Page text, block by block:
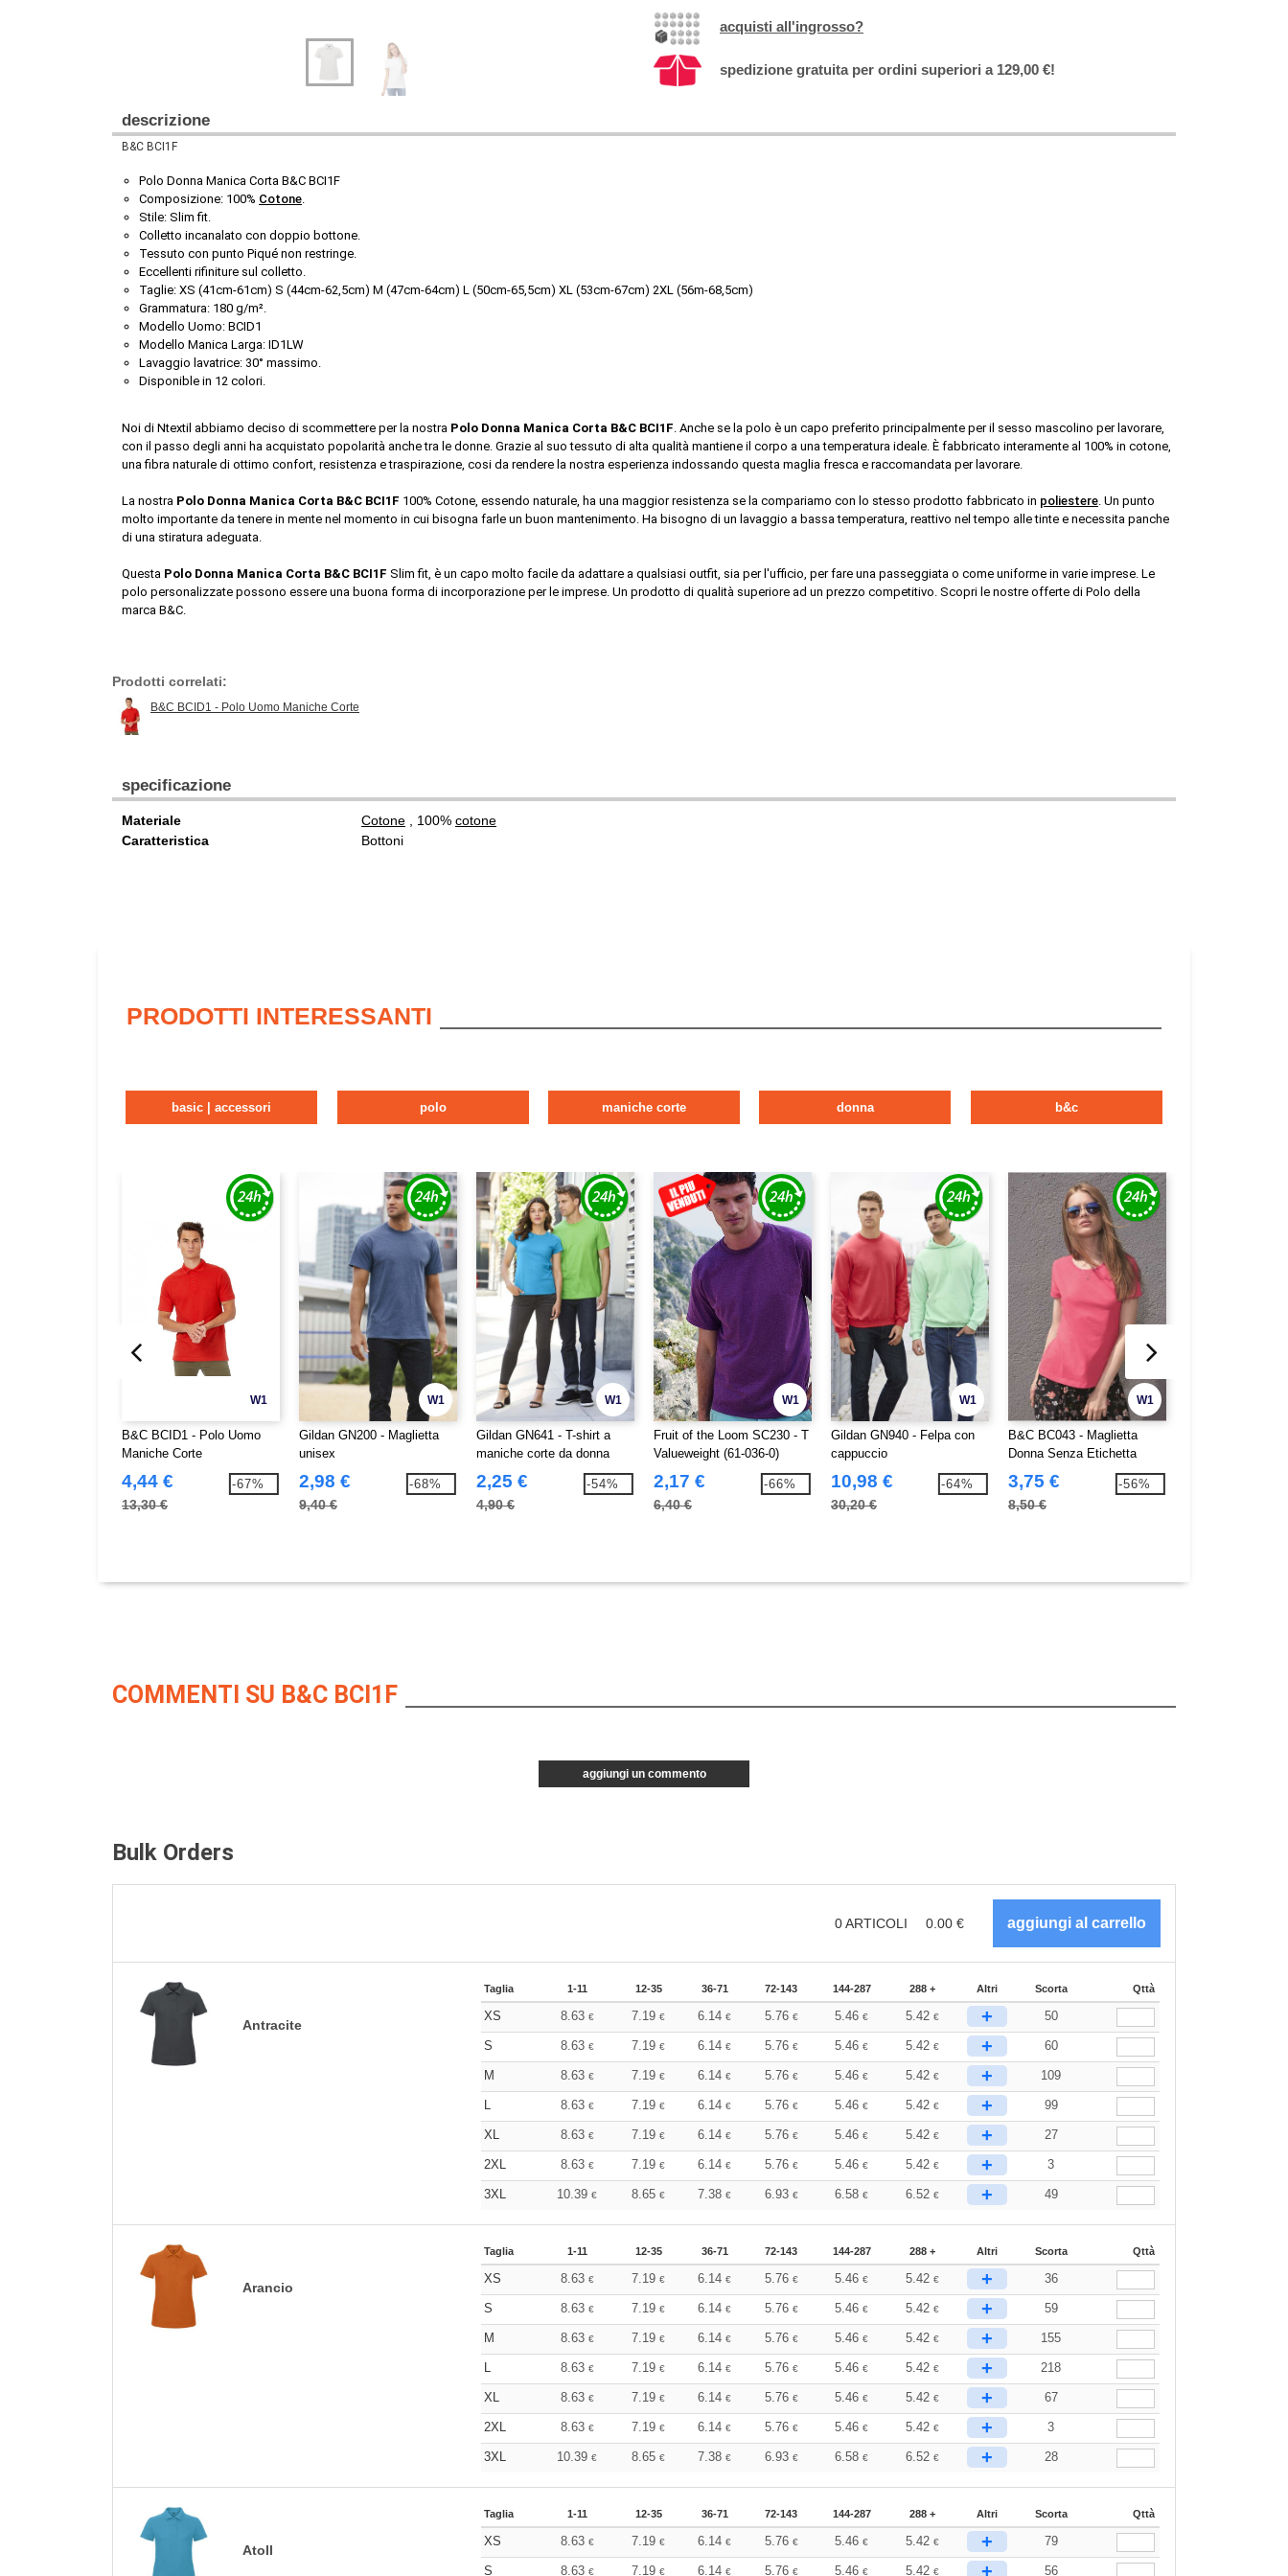
acquisti all'ingrosso?
spedizione gratuita per ordini superiori a 129,00 €!
descrizione
B&C BCI1F
Polo Donna Manica Corta B&C BCI1F
Composizione: 100% Cotone.
Stile: Slim fit.
Colletto incanalato con doppio bottone.
Tessuto con punto Piqué non restringe.
Eccellenti rifiniture sul colletto.
Taglie: XS (41cm-61cm) S (44cm-62,5cm) M (47cm-64cm) L (50cm-65,5cm) XL (53cm-67cm) 2XL (56m-68,5cm)
Grammatura: 180 g/m².
Modello Uomo: BCID1
Modello Manica Larga: ID1LW
Lavaggio lavatrice: 30° massimo.
Disponible in 12 colori.
Noi di Ntextil abbiamo deciso di scommettere per la nostra Polo Donna Manica Corta B&C BCI1F. Anche se la polo è un capo preferito principalmente per il sesso mascolino per lavorare,
con il passo degli anni ha acquistato popolarità anche tra le donne. Grazie al suo tessuto di alta qualità mantiene il corpo a una temperatura ideale. È fabbricato interamente al 100% in cotone,
una fibra naturale di ottimo confort, resistenza e traspirazione, cosi da rendere la nostra esperienza indossando questa maglia fresca e raccomandata per lavorare.
La nostra Polo Donna Manica Corta B&C BCI1F 100% Cotone, essendo naturale, ha una maggior resistenza se la compariamo con lo stesso prodotto fabbricato in poliestere. Un punto
molto importante da tenere in mente nel momento in cui bisogna farle un buon mantenimento. Ha bisogno di un lavaggio a bassa temperatura, reattivo nel tempo alle tinte e necessita panche
di una stiratura adeguata.
Questa Polo Donna Manica Corta B&C BCI1F Slim fit, è un capo molto facile da adattare a qualsiasi outfit, sia per l'ufficio, per fare una passeggiata o come uniforme in varie imprese. Le
polo personalizzate possono essere una buona forma di incorporazione per le imprese. Un prodotto di qualità superiore ad un prezzo competitivo. Scopri le nostre offerte di Polo della
marca B&C.
Prodotti correlati:
B&C BCID1 - Polo Uomo Maniche Corte
specificazione
Materiale Cotone , 100% cotone
Caratteristica
Bottoni
PRODOTTI INTERESSANTI
basic | accessori polo maniche corte donna b&c
W1
B&C BCID1 - Polo Uomo
Maniche Corte
4,44 €
13,30 €
-67%
W1
Gildan GN200 - Maglietta
unisex
2,98 €
9,40 €
-68%
W1
Gildan GN641 - T-shirt a
maniche corte da donna
Softstyle
2,25 €
4,90 €
-54%
W1
Fruit of the Loom SC230 - T
Valueweight (61-036-0)
2,17 €
6,40 €
-66%
W1
Gildan GN940 - Felpa con
cappuccio
10,98 €
30,20 €
-64%
W1
B&C BC043 - Maglietta
Donna Senza Etichetta
3,75 €
8,50 €
-56%
COMMENTI SU B&C BCI1F
aggiungi un commento
Bulk Orders
0ARTICOLI 0.00 €
Antracite
Taglia 1-11 12-35 36-71 72-143 144-287 288 + Altri Scorta Qttà
XS 8.63 € 7.19€ 6.14€ 5.76 € 5.46€ 5.42 € + 50
S 8.63 € 7.19€ 6.14€ 5.76 € 5.46€ 5.42 € + 60
M 8.63 € 7.19€ 6.14€ 5.76 € 5.46€ 5.42 € + 109
L 8.63 € 7.19€ 6.14€ 5.76 € 5.46€ 5.42 € + 99
XL 8.63 € 7.19€ 6.14€ 5.76 € 5.46€ 5.42 € + 27
2XL 8.63 € 7.19€ 6.14€ 5.76 € 5.46€ 5.42 € + 3
3XL 10.39€ 8.65€ 7.38€ 6.93 € 6.58€ 6.52 € + 49
Arancio
Taglia 1-11 12-35 36-71 72-143 144-287 288 + Altri Scorta Qttà
XS 8.63 € 7.19€ 6.14€ 5.76 € 5.46€ 5.42 € + 36
S 8.63 € 7.19€ 6.14€ 5.76 € 5.46€ 5.42 € + 59
M 8.63 € 7.19€ 6.14€ 5.76 € 5.46€ 5.42 € + 155
L 8.63 € 7.19€ 6.14€ 5.76 € 5.46€ 5.42 € + 218
XL 8.63 € 7.19€ 6.14€ 5.76 € 5.46€ 5.42 € + 67
2XL 8.63 € 7.19€ 6.14€ 5.76 € 5.46€ 5.42 € + 3
3XL 10.39€ 8.65€ 7.38€ 6.93 € 6.58€ 6.52 € + 28
Atoll
Taglia 1-11 12-35 36-71 72-143 144-287 288 + Altri Scorta Qttà
XS 8.63 € 7.19€ 6.14€ 5.76 € 5.46€ 5.42 € + 79
S 8.63 € 7.19€ 6.14€ 5.76 € 5.46€ 5.42 € + 56